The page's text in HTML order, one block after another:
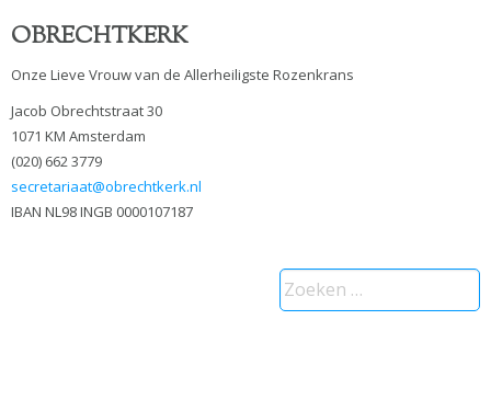
OBRECHTKERK
Onze Lieve Vrouw van de Allerheiligste Rozenkrans
Jacob Obrechtstraat 30
1071 KM Amsterdam
(020) 662 3779
secretariaat@obrechtkerk.nl
IBAN NL98 INGB 0000107187
Zoeken
naar: